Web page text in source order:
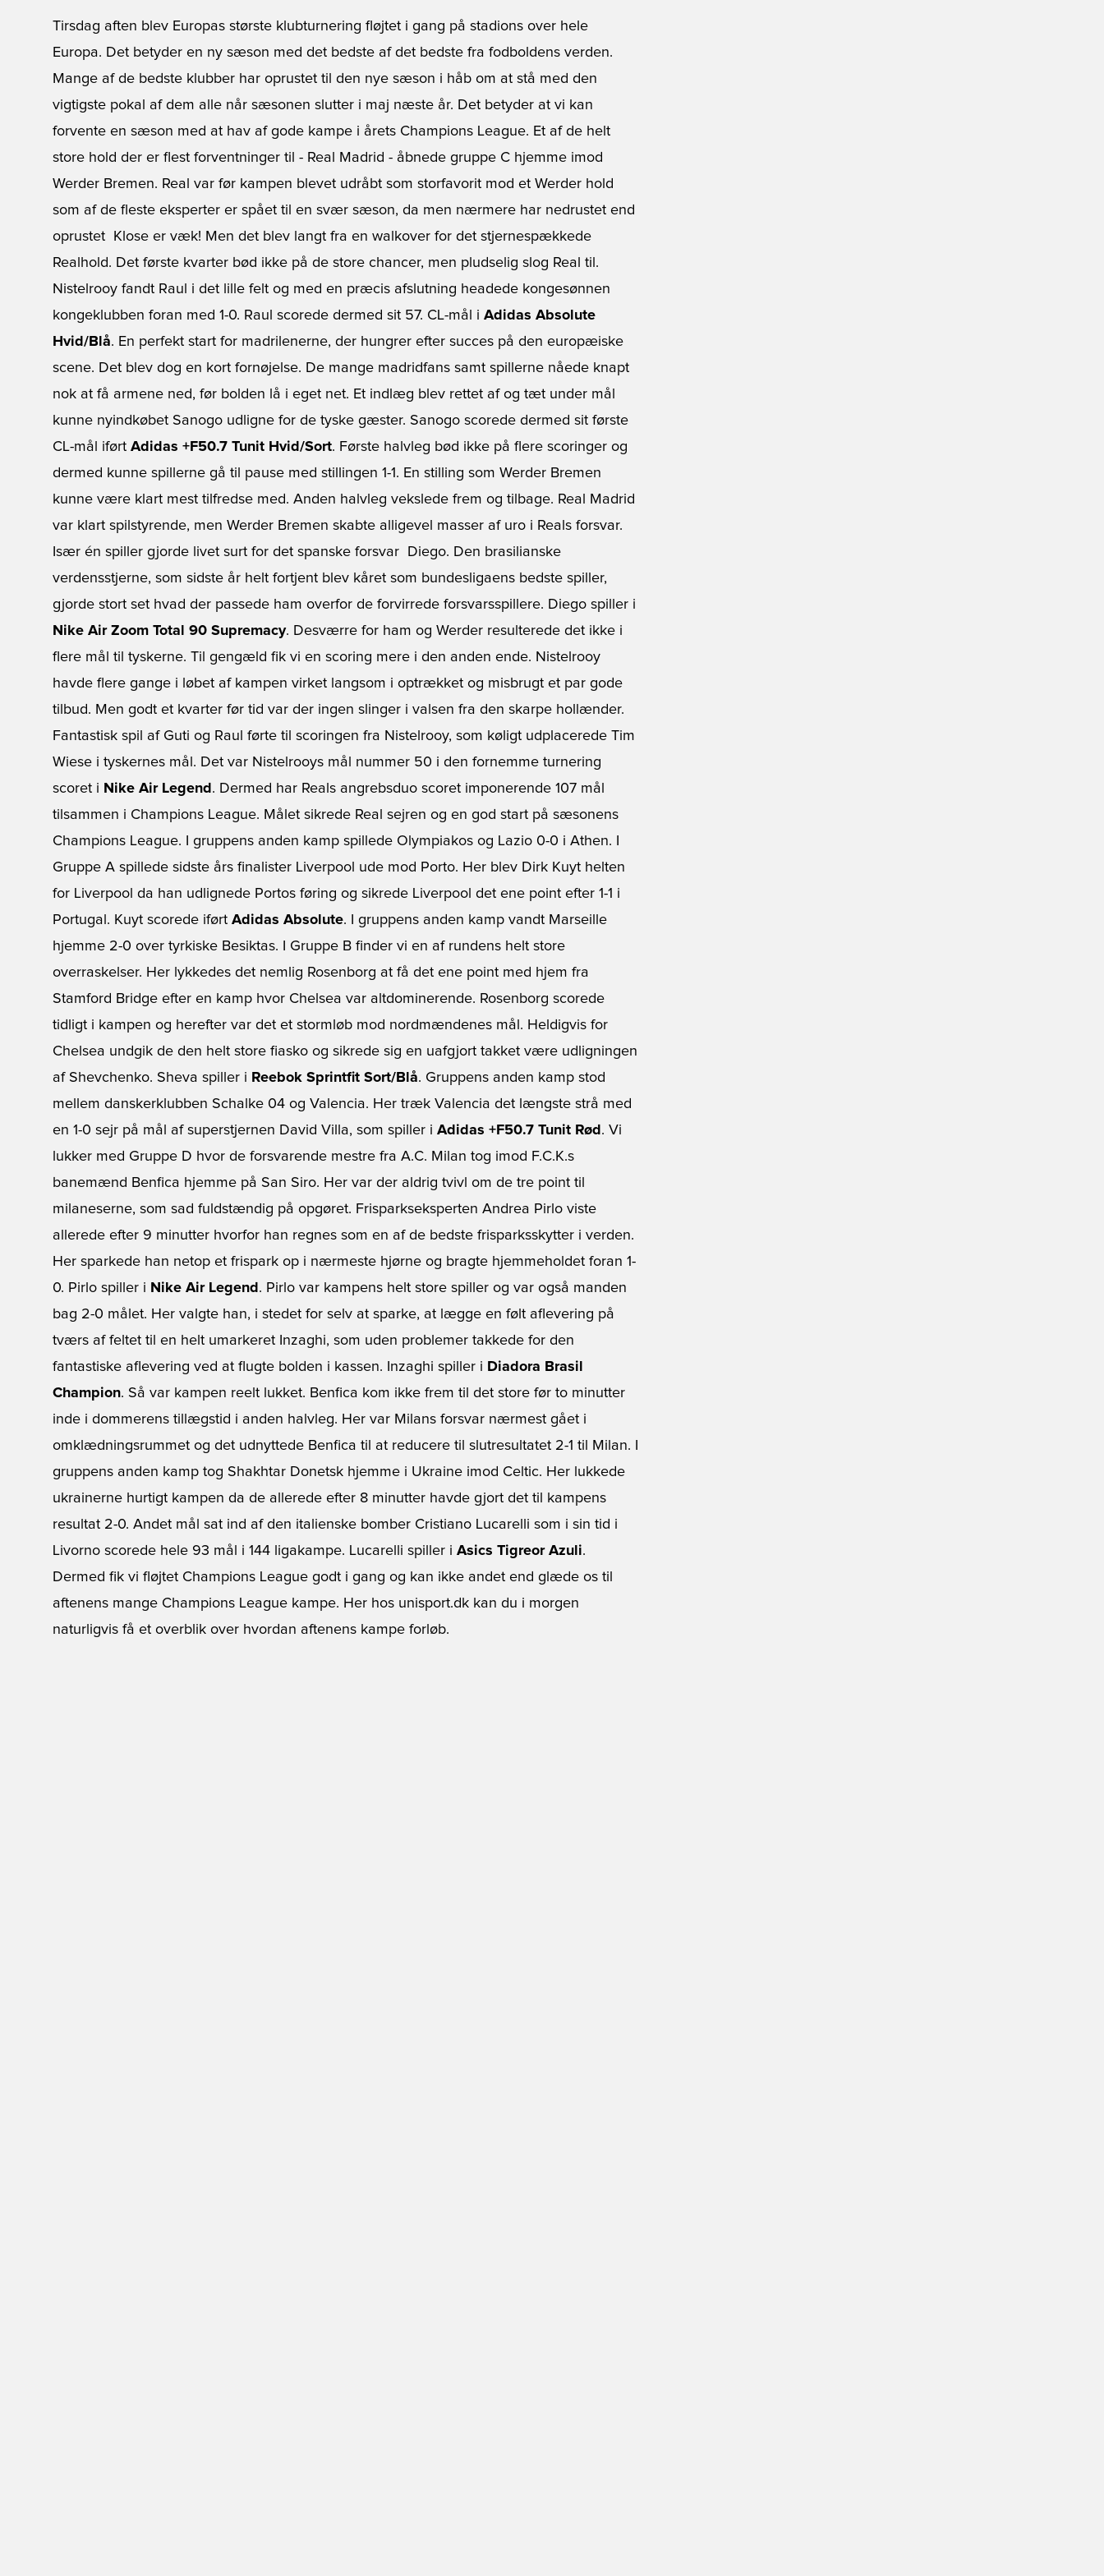
Tirsdag aften blev Europas største klubturnering fløjtet i gang på stadions over hele
Europa. Det betyder en ny sæson med det bedste af det bedste fra fodboldens verden.
Mange af de bedste klubber har oprustet til den nye sæson i håb om at stå med den
vigtigste pokal af dem alle når sæsonen slutter i maj næste år. Det betyder at vi kan
forvente en sæson med at hav af gode kampe i årets Champions League. Et af de helt
store hold der er flest forventninger til - Real Madrid - åbnede gruppe C hjemme imod
Werder Bremen. Real var før kampen blevet udråbt som storfavorit mod et Werder hold
som af de fleste eksperter er spået til en svær sæson, da men nærmere har nedrustet end
oprustet  Klose er væk! Men det blev langt fra en walkover for det stjernespækkede
Realhold. Det første kvarter bød ikke på de store chancer, men pludselig slog Real til.
Nistelrooy fandt Raul i det lille felt og med en præcis afslutning headede kongesønnen
kongeklubben foran med 1-0. Raul scorede dermed sit 57. CL-mål i Adidas Absolute
Hvid/Blå. En perfekt start for madrilenerne, der hungrer efter succes på den europæiske
scene. Det blev dog en kort fornøjelse. De mange madridfans samt spillerne nåede knapt
nok at få armene ned, før bolden lå i eget net. Et indlæg blev rettet af og tæt under mål
kunne nyindkøbet Sanogo udligne for de tyske gæster. Sanogo scorede dermed sit første
CL-mål iført Adidas +F50.7 Tunit Hvid/Sort. Første halvleg bød ikke på flere scoringer og
dermed kunne spillerne gå til pause med stillingen 1-1. En stilling som Werder Bremen
kunne være klart mest tilfredse med. Anden halvleg vekslede frem og tilbage. Real Madrid
var klart spilstyrende, men Werder Bremen skabte alligevel masser af uro i Reals forsvar.
Især én spiller gjorde livet surt for det spanske forsvar  Diego. Den brasilianske
verdensstjerne, som sidste år helt fortjent blev kåret som bundesligaens bedste spiller,
gjorde stort set hvad der passede ham overfor de forvirrede forsvarsspillere. Diego spiller i
Nike Air Zoom Total 90 Supremacy. Desværre for ham og Werder resulterede det ikke i
flere mål til tyskerne. Til gengæld fik vi en scoring mere i den anden ende. Nistelrooy
havde flere gange i løbet af kampen virket langsom i optrækket og misbrugt et par gode
tilbud. Men godt et kvarter før tid var der ingen slinger i valsen fra den skarpe hollænder.
Fantastisk spil af Guti og Raul førte til scoringen fra Nistelrooy, som køligt udplacerede Tim
Wiese i tyskernes mål. Det var Nistelrooys mål nummer 50 i den fornemme turnering 
scoret i Nike Air Legend . Dermed har Reals angrebsduo scoret imponerende 107 mål
tilsammen i Champions League. Målet sikrede Real sejren og en god start på sæsonens
Champions League. I gruppens anden kamp spillede Olympiakos og Lazio 0-0 i Athen. I
Gruppe A spillede sidste års finalister Liverpool ude mod Porto. Her blev Dirk Kuyt helten
for Liverpool da han udlignede Portos føring og sikrede Liverpool det ene point efter 1-1 i
Portugal. Kuyt scorede iført Adidas Absolute. I gruppens anden kamp vandt Marseille
hjemme 2-0 over tyrkiske Besiktas. I Gruppe B finder vi en af rundens helt store
overraskelser. Her lykkedes det nemlig Rosenborg at få det ene point med hjem fra
Stamford Bridge efter en kamp hvor Chelsea var altdominerende. Rosenborg scorede
tidligt i kampen og herefter var det et stormløb mod nordmændenes mål. Heldigvis for
Chelsea undgik de den helt store fiasko og sikrede sig en uafgjort takket være udligningen
af Shevchenko. Sheva spiller i Reebok Sprintfit Sort/Blå. Gruppens anden kamp stod
mellem danskerklubben Schalke 04 og Valencia. Her træk Valencia det længste strå med
en 1-0 sejr på mål af superstjernen David Villa, som spiller i Adidas +F50.7 Tunit Rød . Vi
lukker med Gruppe D hvor de forsvarende mestre fra A.C. Milan tog imod F.C.K.s
banemænd Benfica hjemme på San Siro. Her var der aldrig tvivl om de tre point til
milaneserne, som sad fuldstændig på opgøret. Frisparkseksperten Andrea Pirlo viste
allerede efter 9 minutter hvorfor han regnes som en af de bedste frisparksskytter i verden.
Her sparkede han netop et frispark op i nærmeste hjørne og bragte hjemmeholdet foran 1-
0. Pirlo spiller i Nike Air Legend . Pirlo var kampens helt store spiller og var også manden
bag 2-0 målet. Her valgte han, i stedet for selv at sparke, at lægge en følt aflevering på
tværs af feltet til en helt umarkeret Inzaghi, som uden problemer takkede for den
fantastiske aflevering ved at flugte bolden i kassen. Inzaghi spiller i Diadora Brasil
Champion. Så var kampen reelt lukket. Benfica kom ikke frem til det store før to minutter
inde i dommerens tillægstid i anden halvleg. Her var Milans forsvar nærmest gået i
omklædningsrummet og det udnyttede Benfica til at reducere til slutresultatet 2-1 til Milan. I
gruppens anden kamp tog Shakhtar Donetsk hjemme i Ukraine imod Celtic. Her lukkede
ukrainerne hurtigt kampen da de allerede efter 8 minutter havde gjort det til kampens
resultat 2-0. Andet mål sat ind af den italienske bomber Cristiano Lucarelli som i sin tid i
Livorno scorede hele 93 mål i 144 ligakampe. Lucarelli spiller i Asics Tigreor Azuli.
Dermed fik vi fløjtet Champions League godt i gang og kan ikke andet end glæde os til
aftenens mange Champions League kampe. Her hos unisport.dk kan du i morgen
naturligvis få et overblik over hvordan aftenens kampe forløb.